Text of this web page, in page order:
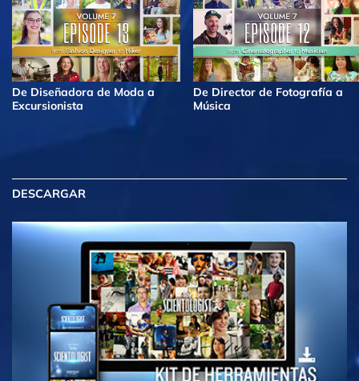
De Diseñadora de Moda a
Excursionista
De Director de Fotografía a
Música
DESCARGAR